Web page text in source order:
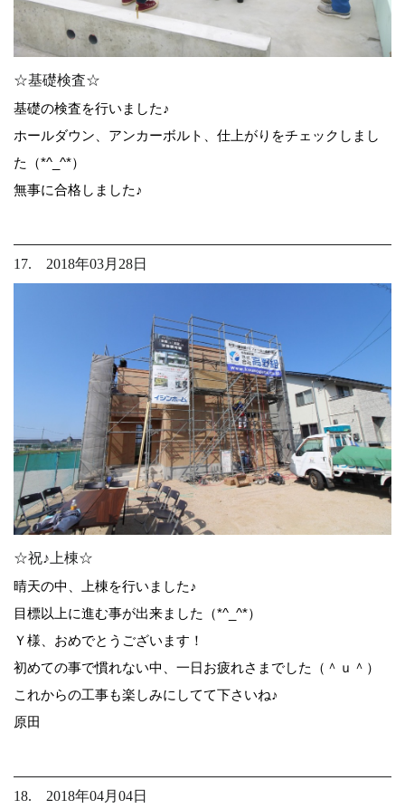
☆基礎検査☆
基礎の検査を行いました♪
ホールダウン、アンカーボルト、仕上がりをチェックしまし
た（*^_^*）
無事に合格しました♪
17. 2018年03月28日
☆祝♪上棟☆
晴天の中、上棟を行いました♪
目標以上に進む事が出来ました（*^_^*）
Ｙ様、おめでとうございます！
初めての事で慣れない中、一日お疲れさまでした（＾ｕ＾）
これからの工事も楽しみにしてて下さいね♪
原田
18. 2018年04月04日